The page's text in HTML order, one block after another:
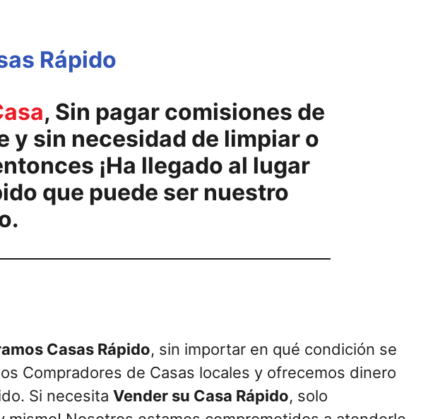
Rápido
, Sin pagar comisiones de
y sin necesidad de limpiar o
¡Ha llegado al lugar
que puede ser nuestro
.
Casas Rápido, sin importar en qué condición se
Compradores de Casas locales y ofrecemos dinero
Si necesita Vender su Casa Rápido, solo